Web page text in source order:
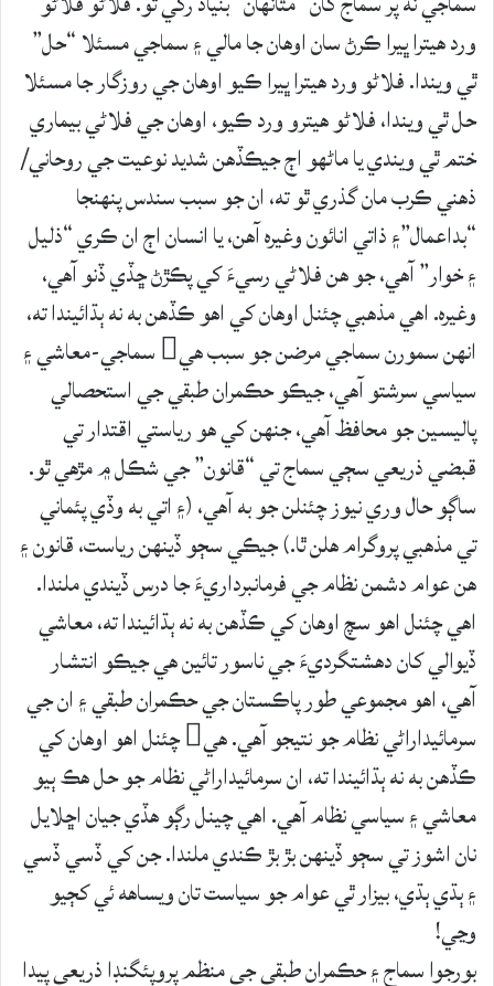
ورد هيترا ڀيرا ڪرڻ سان اوهان جا مالي ۽ سماجي مسئلا “حل”
ٿي ويندا. فلاڻو ورد هيترا ڀيرا ڪيو اوهان جي روزگار جا مسئلا
حل ٿي ويندا، فلاڻو هيترو ورد ڪيو، اوهان جي فلاڻي بيماري
ختم ٿي ويندي يا ماڻهو اڄ جيڪڏهن شديد نوعيت جي روحاني/
ذهني ڪرب مان گذري ٿو ته، ان جو سبب سندس پنهنجا
“بداعمال”۽ ذاتي انائون وغيره آهن، يا انسان اڄ ان ڪري “ذليل
۽ خوار” آهي، جو هن فلاڻي رسيءَ کي پڪڙڻ ڇڏي ڏنو آهي،
وغيره. اهي مذهبي چئنل اوهان کي اهو ڪڏهن به نه ٻڌائيندا ته،
انهن سمورن سماجي مرضن جو سبب هي سماجي-معاشي ۽
سياسي سرشتو آهي، جيڪو حڪمران طبقي جي استحصالي
پاليسين جو محافظ آهي، جنهن کي هو رياستي اقتدار تي
قبضي ذريعي سڄي سماج تي “قانون” جي شڪل ۾ مڙهي ٿو.
ساڳو حال وري نيوز چئنلن جو به آهي، (۽ اتي به وڏي پئماني
تي مذهبي پروگرام هلن ٿا.) جيڪي سڄو ڏينهن رياست، قانون ۽
هن عوام دشمن نظام جي فرمانبرداريءَ جا درس ڏيندي ملندا.
اهي چئنل اهو سچ اوهان کي ڪڏهن به نه ٻڌائيندا ته، معاشي
ڏيوالي کان دهشتگرديءَ جي ناسور تائين هي جيڪو انتشار
آهي، اهو مجموعي طور پاڪستان جي حڪمران طبقي ۽ ان جي
سرمائيداراڻي نظام جو نتيجو آهي. هي چئنل اهو اوهان کي
ڪڏهن به نه ٻڌائيندا ته، ان سرمائيداراڻي نظام جو حل هڪ ٻيو
معاشي ۽ سياسي نظام آهي. اهي چينل رڳو هڏي جيان اڇلايل
نان اشوز تي سڄو ڏينهن بڙ بڙ ڪندي ملندا. جن کي ڏسي ڏسي
۽ ٻڌي ٻڌي، بيزار ٿي عوام جو سياست تان ويساهه ئي کڄيو
وڃي!
بورجوا سماج ۽ حڪمران طبقي جي منظم پروپئگنڊا ذريعي پيدا